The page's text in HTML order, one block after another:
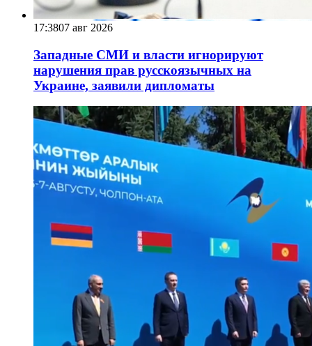
17:3807 авг 2026
Западные СМИ и власти игнорируют
нарушения прав русскоязычных на
Украине, заявили дипломаты